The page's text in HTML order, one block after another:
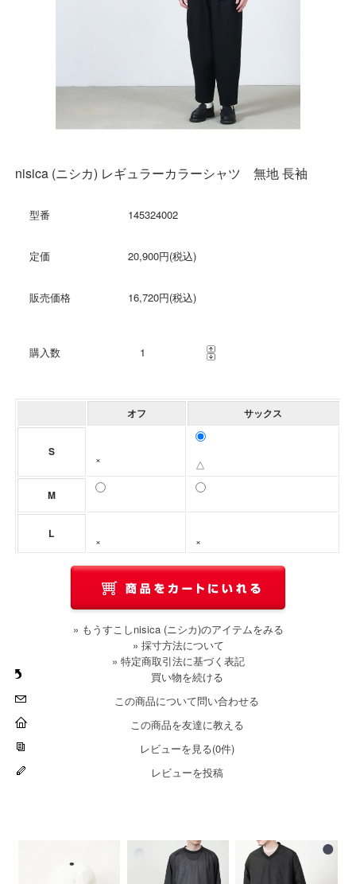
nisica (ニシカ) レギュラーカラーシャツ 無地 長袖
型番 145324002
定価 20,900円(税込)
販売価格 16,720円(税込)
購入数
» 採寸方法について
» 特定商取引法に基づく表記
買い物を続ける
この商品について問い合わせる
この商品を友達に教える
レビューを見る(0件)
レビューを投稿
オフ サックス
S
× △
M
L
× ×
» もうすこしnisica (ニシカ)のアイテムをみる